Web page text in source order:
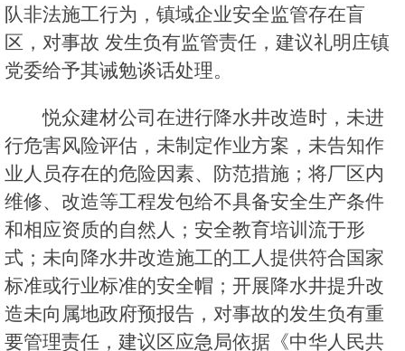
队非法施工行为，镇域企业安全监管存在盲
区，对事故 发生负有监管责任，建议礼明庄镇
党委给予其诫勉谈话处理。
悦众建材公司在进行降水井改造时，未进
行危害风险评估，未制定作业方案，未告知作
业人员存在的危险因素、防范措施；将厂区内
维修、改造等工程发包给不具备安全生产条件
和相应资质的自然人；安全教育培训流于形
式；未向降水井改造施工的工人提供符合国家
标准或行业标准的安全帽；开展降水井提升改
造未向属地政府预报告，对事故的发生负有重
要管理责任，建议区应急局依据《中华人民共